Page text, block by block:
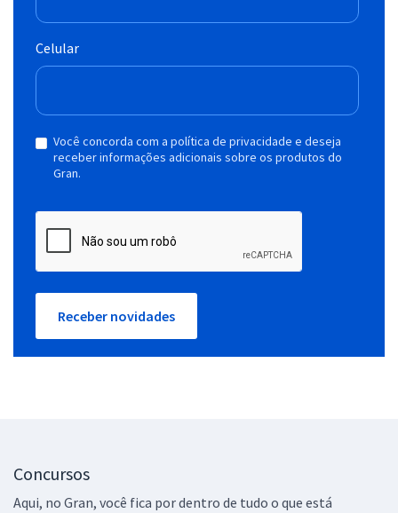
Celular
Você concorda com a política de privacidade e deseja
receber informações adicionais sobre os produtos do
Gran.
Receber novidades
Concursos
Aqui, no Gran, você fica por dentro de tudo o que está